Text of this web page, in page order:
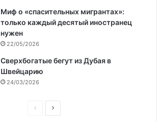
Миф о «спасительных мигрантах»:
только каждый десятый иностранец
нужен
22/05/2026
Сверхбогатые бегут из Дубая в
Швейцарию
24/03/2026
Предыдущая
Следующая